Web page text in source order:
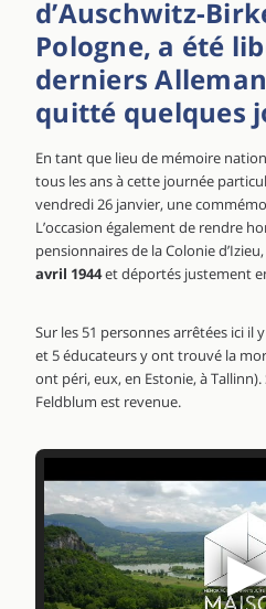
d’Auschwitz-
Pologne, a été
derniers
quitté quelques
En tant que lieu de mémoire
tous les ans à cette journée
vendredi 26 janvier, une
L’occasion également de rendre
pensionnaires de la Colonie
avril 1944et déportés justement
Sur les 51 personnes arrêtées ici il
et 5 éducateurs y ont trouvé la
ont péri, eux, en Estonie, à Tallinn).
Feldblum est revenue.